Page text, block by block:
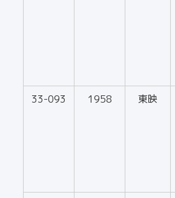
33-093 1958 東映